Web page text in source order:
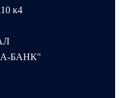
к4
БАНК"